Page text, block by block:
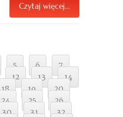
Czytaj więcej...
5 6
7
12 13
14
18 19
20
24 25
26
30 31 32